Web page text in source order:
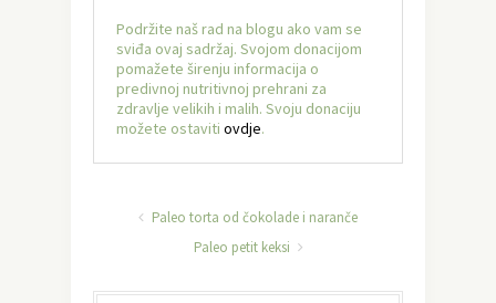
Podržite naš rad na blogu ako vam se
sviđa ovaj sadržaj. Svojom donacijom
pomažete širenju informacija o
predivnoj nutritivnoj prehrani za
zdravlje velikih i malih. Svoju donaciju
možete ostaviti ovdje.
Paleo torta od čokolade i naranče
Paleo petit keksi